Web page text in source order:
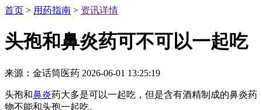
首页 > 用药指南 > 资讯详情
头孢和鼻炎药可不可以一起吃
来源：金话筒医药 2026-06-01 13:25:19
头孢和鼻炎药大多是可以一起吃，但是含有酒精制成的鼻炎药
物不能和头孢一起吃。